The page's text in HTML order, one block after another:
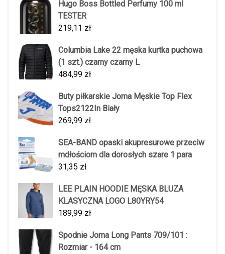
Hugo Boss Bottled Perfumy 100 ml
TESTER
219,11 zł
Columbia Lake 22 męska kurtka puchowa
(1 szt.) czarny czarny L
484,99 zł
Buty piłkarskie Joma Męskie Top Flex
Tops2122In Biały
269,99 zł
SEA-BAND opaski akupresurowe przeciw
mdłościom dla dorosłych szare 1 para
31,35 zł
LEE PLAIN HOODIE MĘSKA BLUZA
KLASYCZNA LOGO L80YRY54
189,99 zł
Spodnie Joma Long Pants 709/101 :
Rozmiar - 164 cm